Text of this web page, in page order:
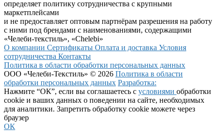
определяет политику сотрудничества с крупными
маркетплейсами
и не предоставляет оптовым партнёрам разрешения на работу
с ними под брендами с наименованиями, содержащими
«Челеби-текстиль», «Chelebi»
О компании Сертификаты Оплата и доставка Условия
сотрудничества Контакты
Политика в области обработки персональных данных
ООО «Челеби-Текстиль» © 2026 Политика в области
обработки персональных данных Разработка:
Нажмите “ОК”, если вы соглашаетесь с условиями обработки
cookie и ваших данных о поведении на сайте, необходимых
для аналитики. Запретить обработку cookie можете через
браузер
ОК